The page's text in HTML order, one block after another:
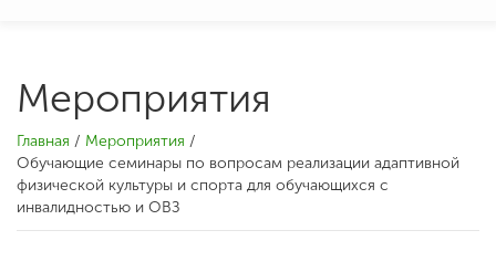
Мероприятия
Главная / Мероприятия /
Обучающие семинары по вопросам реализации адаптивной
физической культуры и спорта для обучающихся с
инвалидностью и ОВЗ